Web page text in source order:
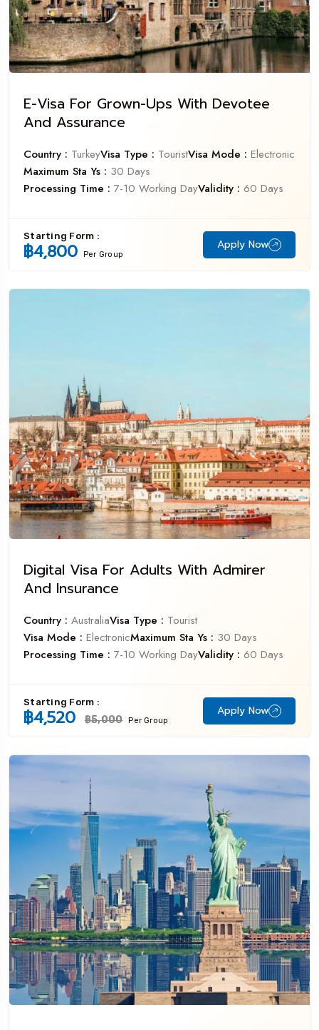
Travel To
Japan
Travel To
India
E-Visa For Grown-Ups With Devotee
And Assurance
Country : TurkeyVisa Type : TouristVisa Mode : Electronic
Maximum Sta Ys : 30 Days
Processing Time : 7-10 Working DayValidity : 60 Days
Starting Form :
฿4,800 Per Group
Apply Now
Digital Visa For Adults With Admirer
And Insurance
Country : AustraliaVisa Type : Tourist
Visa Mode : ElectronicMaximum Sta Ys : 30 Days
Processing Time : 7-10 Working DayValidity : 60 Days
Starting Form :
฿4,520 ฿5,000 Per Group
Apply Now